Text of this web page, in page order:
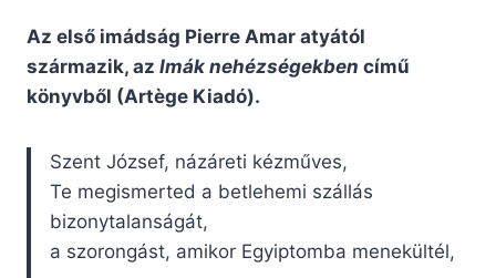
Az első imádság Pierre Amar atyától
származik, az Imák nehézségekben című
könyvből (Artège Kiadó).
Szent József, názáreti kézműves,
Te megismerted a betlehemi szállás
bizonytalanságát,
a szorongást, amikor Egyiptomba menekültél,